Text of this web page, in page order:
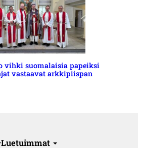
vihki suomalaisia papeiksi
vastaavat arkkipiispan
Luetuimmat